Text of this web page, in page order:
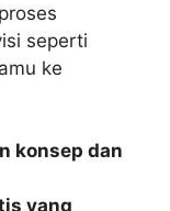
seperti
ke
konsep dan
yang